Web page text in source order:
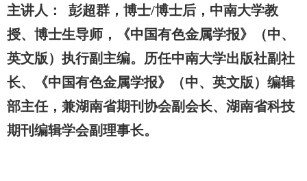
主讲人： 彭超群，博士/博士后，中南大学教
授、博士生导师，《中国有色金属学报》（中、
英文版）执行副主编。历任中南大学出版社副社
长、《中国有色金属学报》（中、英文版）编辑
部主任，兼湖南省期刊协会副会长、湖南省科技
期刊编辑学会副理事长。